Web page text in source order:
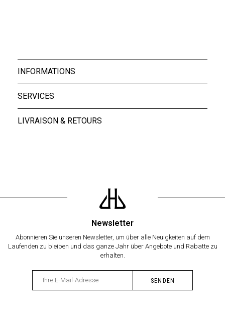
INFORMATIONS
SERVICES
LIVRAISON & RETOURS
Newsletter
Abonnieren Sie unseren Newsletter, um über alle Neuigkeiten auf dem
Laufenden zu bleiben und das ganze Jahr über Angebote und Rabatte zu
erhalten.